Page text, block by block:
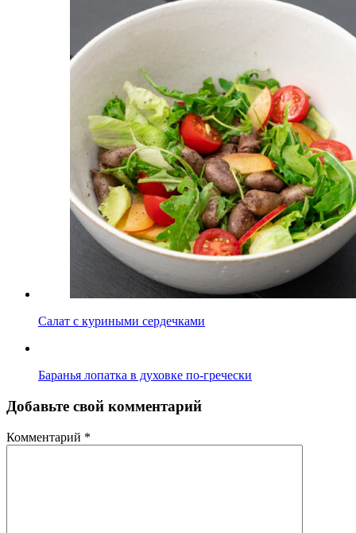
Салат с куриными сердечками
Баранья лопатка в духовке по-гречески
Добавьте свой комментарий
Комментарий *